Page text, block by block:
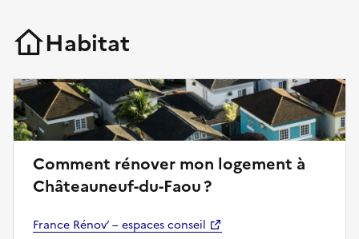
Habitat
Comment rénover mon logement à
Châteauneuf-du-Faou ?
France Rénov’ – espaces conseil